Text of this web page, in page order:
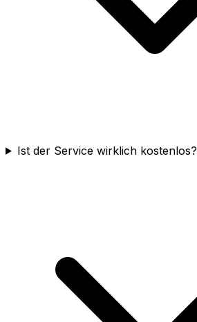
Ist der Service wirklich kostenlos?